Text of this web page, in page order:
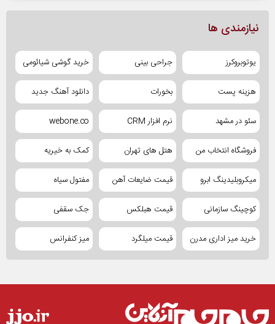
نیازمندی ها
یوتوبروکرز جراحی بینی خرید گوشی شیائومی
هزینه پست بخورات دانلود آهنگ جدید
سئو در مشهد نرم افزار CRM webone.co
فروشگاه انتخاب من هتل های تهران کمک به خیریه
میکروبلیدینگ ابرو قیمت ضایعات آهن مفتول سیاه
کوچینگ سازمانی قیمت هبلکس جک سقفی
خرید میز اداری مدرن قیمت میلگرد میز کنفرانس